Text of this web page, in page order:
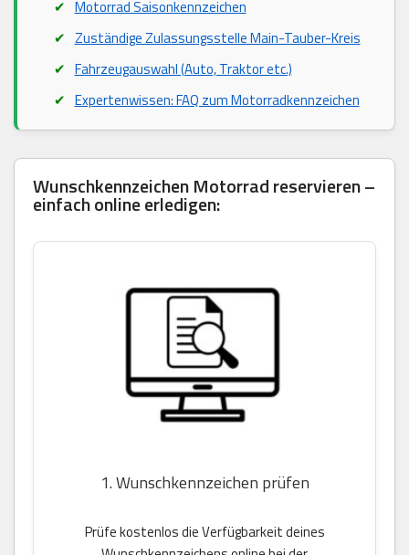
Motorrad Saisonkennzeichen
Zuständige Zulassungsstelle Main-Tauber-Kreis
Fahrzeugauswahl (Auto, Traktor etc.)
Expertenwissen: FAQ zum Motorradkennzeichen
Wunschkennzeichen Motorrad reservieren –
einfach online erledigen:
1. Wunschkennzeichen prüfen
Prüfe kostenlos die Verfügbarkeit deines